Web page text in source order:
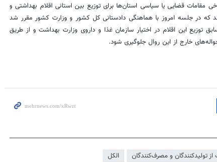
مقامات قضایی یا سیاسی استان‌ها برای توزیع بین استانی اقلام بهداشتی و
که در جلسه امروز با هماهنگی دادستانی کل کشور و وزارت کشور مقرر شد
توزیع این اقلام در اختیار سازمان غذا و داروی وزارت بهداشت و از طریق
خارج از این روال جلوگیری شود.
تولیدکنندگان و مصرف‌کنندگان الکل